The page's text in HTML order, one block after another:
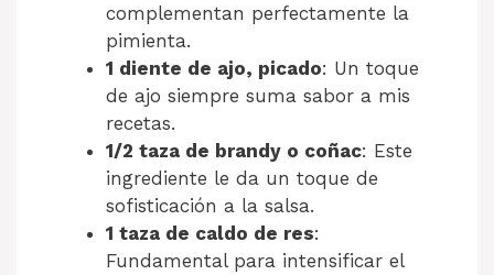
complementan perfectamente la
pimienta.
1 diente de ajo, picado: Un toque
de ajo siempre suma sabor a mis
recetas.
1/2 taza de brandy o coñac: Este
ingrediente le da un toque de
sofisticación a la salsa.
1 taza de caldo de res:
Fundamental para intensificar el